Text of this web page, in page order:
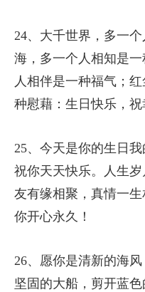
24、大千世界，多一
海，多一个人相知是
人相伴是一种福气；
种慰藉：生日快乐，祝
25、今天是你的生日
祝你天天快乐。人生
友有缘相聚，真情一
你开心永久！
26、愿你是清新的海
坚固的大船，剪开蓝